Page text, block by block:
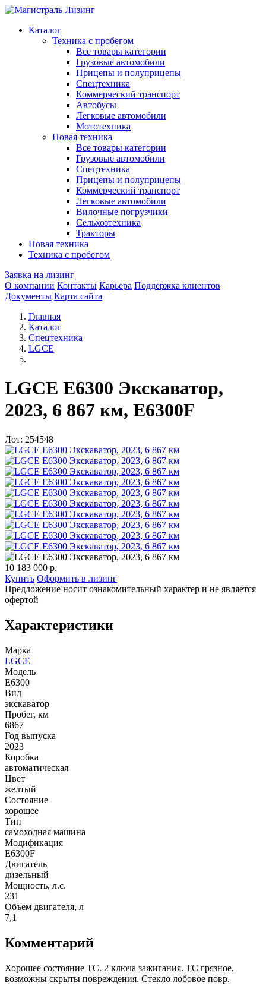
Каталог
Техника с пробегом
Все товары категории
Грузовые автомобили
Прицепы и полуприцепы
Спецтехника
Коммерческий транспорт
Автобусы
Легковые автомобили
Мототехника
Новая техника
Все товары категории
Грузовые автомобили
Спецтехника
Прицепы и полуприцепы
Коммерческий транспорт
Легковые автомобили
Вилочные погрузчики
Сельхозтехника
Тракторы
Новая техника
Техника с пробегом
Заявка на лизинг
О компании Контакты Карьера Поддержка клиентов
Документы Карта сайта
Главная
Каталог
Спецтехника
LGCE
LGCE E6300 Экскаватор,
2023, 6 867 км, E6300F
Лот: 254548
10 183 000 р.
Купить Оформить в лизинг
Предложение носит ознакомительный характер и не является
офертой
Характеристики
Марка
LGCE
Модель
E6300
Вид
экскаватор
Пробег, км
6867
Год выпуска
2023
Коробка
автоматическая
Цвет
желтый
Состояние
хорошее
Тип
самоходная машина
Модификация
E6300F
Двигатель
дизельный
Мощность, л.с.
231
Объем двигателя, л
7,1
Комментарий
Хорошее состояние ТС. 2 ключа зажигания. ТС грязное,
возможны скрыты повреждения. Стекло лобовое повр.